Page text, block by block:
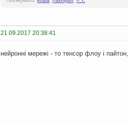
21.09.2017 20:38:41
нейронні мережі - то тенсор флоу і